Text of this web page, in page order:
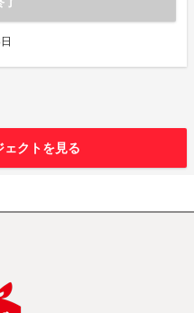
ェクトを見る